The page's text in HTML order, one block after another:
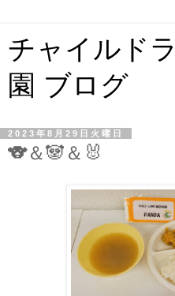
チャイルド
園 ブログ
2023年8月29日火曜日
🐨＆🐼＆🐰